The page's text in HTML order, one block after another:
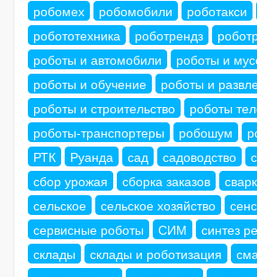
робомех
робомобили роботакси
робототехника
роботрендз
роботы и автомобили
роботы и
роботы и обучение
роботы и
роботы и строительство
роботы
роботы-транспортеры
робошум
РТК
Руанда сад садоводство
сбор урожая
сборка заказов
сельское
сельское хозяйство
сервисные роботы
СИМ синтез
склады
склады и роботизация